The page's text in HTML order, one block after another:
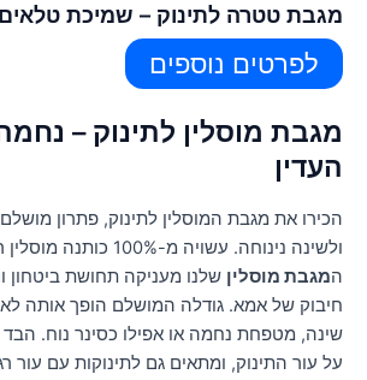
מגבת טטרה לתינוק – שמיכת
לפרטים נוספים
מגבת מוסלין לתינוק –
העדין
הכירו את מגבת המוסלין לתינוק, פתרון
ולשינה נינוחה. עשויה מ-
המגבת מוסלין שלנו מעניקה תחושת ביטחון
חיבוק של אמא. גודלה המושלם הופך אותה
שינה, מטפחת נחמה או אפילו כסינר נוח. הבד
על עור התינוק, ומתאים גם לתינוקות עם עור